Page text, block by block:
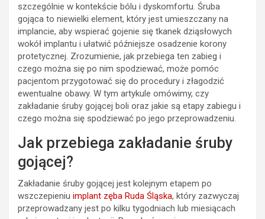
szczególnie w kontekście bólu i dyskomfortu. Śruba
gojąca to niewielki element, który jest umieszczany na
implancie, aby wspierać gojenie się tkanek dziąsłowych
wokół implantu i ułatwić późniejsze osadzenie korony
protetycznej. Zrozumienie, jak przebiega ten zabieg i
czego można się po nim spodziewać, może pomóc
pacjentom przygotować się do procedury i złagodzić
ewentualne obawy. W tym artykule omówimy, czy
zakładanie śruby gojącej boli oraz jakie są etapy zabiegu i
czego można się spodziewać po jego przeprowadzeniu.
Jak przebiega zakładanie śruby
gojącej?
Zakładanie śruby gojącej jest kolejnym etapem po
wszczepieniu implant zęba Ruda Śląska, który zazwyczaj
przeprowadzany jest po kilku tygodniach lub miesiącach